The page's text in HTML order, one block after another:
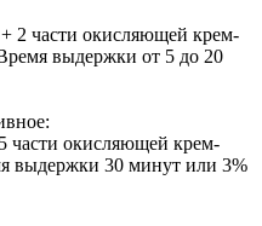
2 части окисляющей крем-
выдержки от 5 до 20
части окисляющей крем-
выдержки 30 минут или 3%